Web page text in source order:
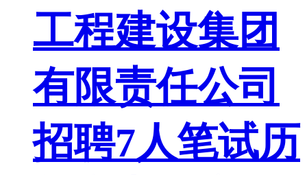
工程建设集团
有限责任公司
招聘7人笔试历